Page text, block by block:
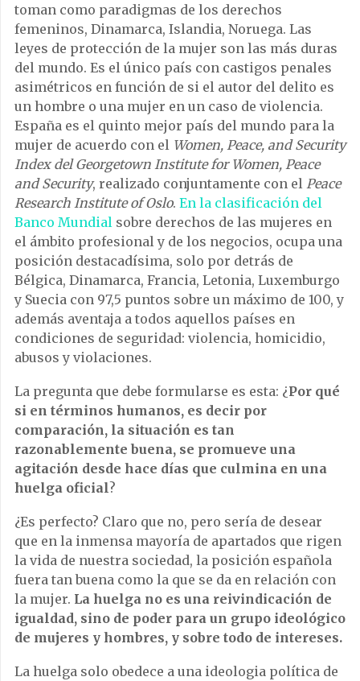
toman como paradigmas de los derechos
femeninos, Dinamarca, Islandia, Noruega. Las
leyes de protección de la mujer son las más duras
del mundo. Es el único país con castigos penales
asimétricos en función de si el autor del delito es
un hombre o una mujer en un caso de violencia.
España es el quinto mejor país del mundo para la
mujer de acuerdo con el Women, Peace, and Security
Index del Georgetown Institute for Women, Peace
and Security, realizado conjuntamente con el Peace
Research Institute of Oslo. En la clasificación del
Banco Mundial sobre derechos de las mujeres en
el ámbito profesional y de los negocios, ocupa una
posición destacadísima, solo por detrás de
Bélgica, Dinamarca, Francia, Letonia, Luxemburgo
y Suecia con 97,5 puntos sobre un máximo de 100, y
además aventaja a todos aquellos países en
condiciones de seguridad: violencia, homicidio,
abusos y violaciones.
La pregunta que debe formularse es esta: ¿Por qué
si en términos humanos, es decir por
comparación, la situación es tan
razonablemente buena, se promueve una
agitación desde hace días que culmina en una
huelga oficial?
¿Es perfecto? Claro que no, pero sería de desear
que en la inmensa mayoría de apartados que rigen
la vida de nuestra sociedad, la posición española
fuera tan buena como la que se da en relación con
la mujer. La huelga no es una reivindicación de
igualdad, sino de poder para un grupo ideológico
de mujeres y hombres, y sobre todo de intereses.
La huelga solo obedece a una ideologia política de